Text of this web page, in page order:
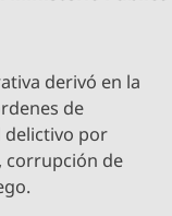
derivó en la
de
delictivo por
corrupción de